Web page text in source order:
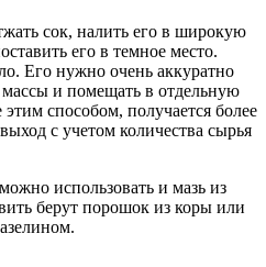
сок, налить его в широкую
его в темное место.
Его нужно очень аккуратно
и помещать в отдельную
способом, получается более
с учетом количества сырья
использовать и мазь из
берут порошок из коры или